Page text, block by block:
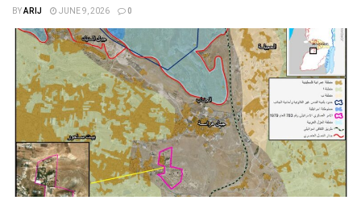
BYARIJ JUNE 9, 2026 0